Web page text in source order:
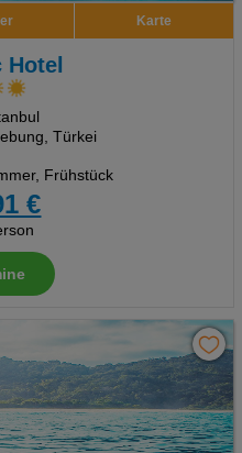
Karte
Hotel
Türkei
Frühstück
€